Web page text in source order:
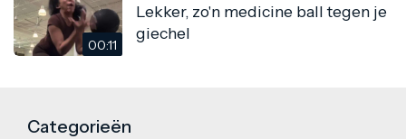
00:11
Lekker, zo'n medicine ball tegen je
giechel
Categorieën